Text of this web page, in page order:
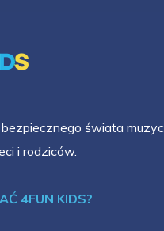
świata
i rodziców.
4FUN KIDS?